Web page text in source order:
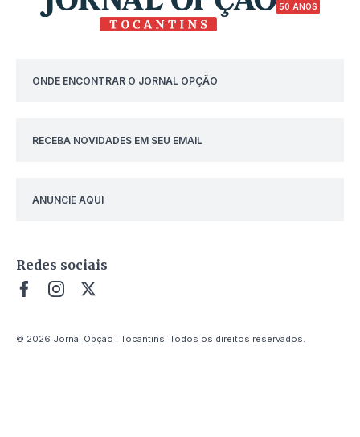
50 ANOS
ONDE ENCONTRAR O JORNAL OPÇÃO
RECEBA NOVIDADES EM SEU EMAIL
ANUNCIE AQUI
Redes sociais
© 2026 Jornal Opção | Tocantins. Todos os direitos reservados.